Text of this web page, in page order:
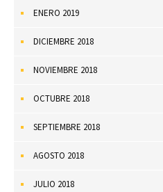
ENERO 2019
DICIEMBRE 2018
NOVIEMBRE 2018
OCTUBRE 2018
SEPTIEMBRE 2018
AGOSTO 2018
JULIO 2018